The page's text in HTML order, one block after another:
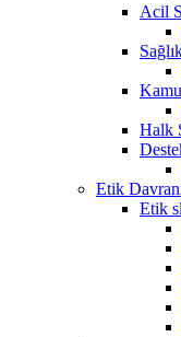
Acil
Halk
Etik
Etik